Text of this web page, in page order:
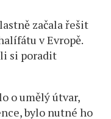
začala řešit
v Evropě.
si poradit
o umělý útvar,
bylo nutné ho